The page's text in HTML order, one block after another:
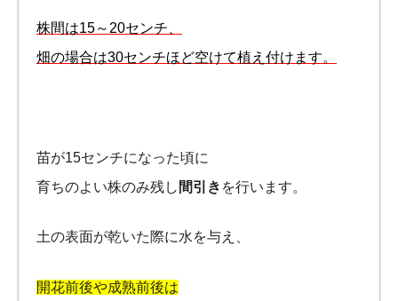
株間は15～20センチ、
畑の場合は30センチほど空けて植え付けます。
苗が15センチになった頃に
育ちのよい株のみ残し 間引き を行います。
土の表面が乾いた際に水を与え、
開花前後や成熟前後は